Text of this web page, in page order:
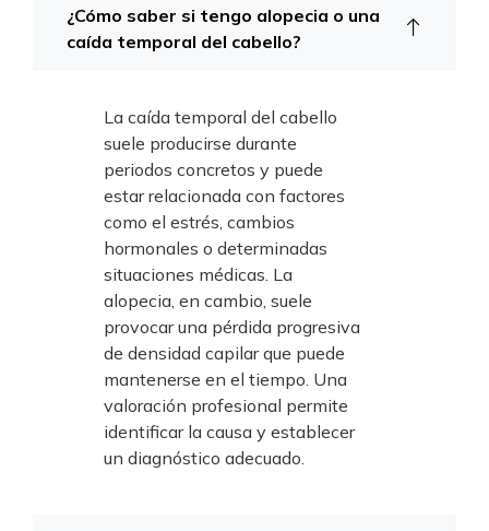
¿Cómo saber si tengo alopecia o una
caída temporal del cabello?
La caída temporal del cabello
suele producirse durante
periodos concretos y puede
estar relacionada con factores
como el estrés, cambios
hormonales o determinadas
situaciones médicas. La
alopecia, en cambio, suele
provocar una pérdida progresiva
de densidad capilar que puede
mantenerse en el tiempo. Una
valoración profesional permite
identificar la causa y establecer
un diagnóstico adecuado.